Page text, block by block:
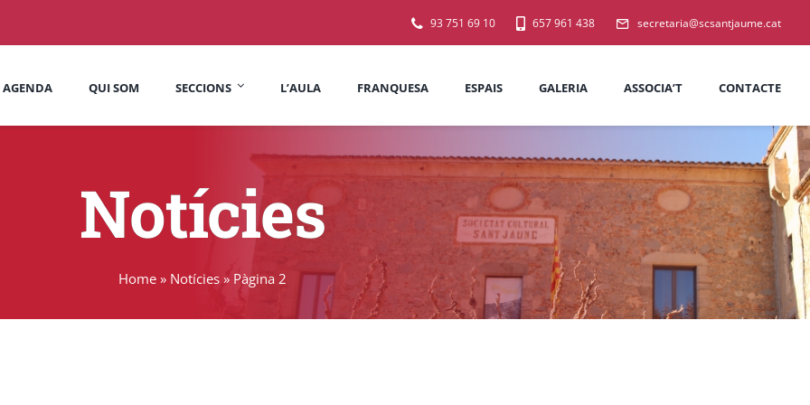
93 751 69 10 657 961 438 secretaria@scsantjaume.cat
AGENDA QUI SOM SECCIONS
Espai de cinema Fòrum i Societat
Grup de lectura d’Arts i
Grup de muntanya
Kokció
L’AULA FRANQUESA ESPAIS GALERIA ASSOCIA’T CONTACTE
Notícies
Home » Notícies » Pàgina 2